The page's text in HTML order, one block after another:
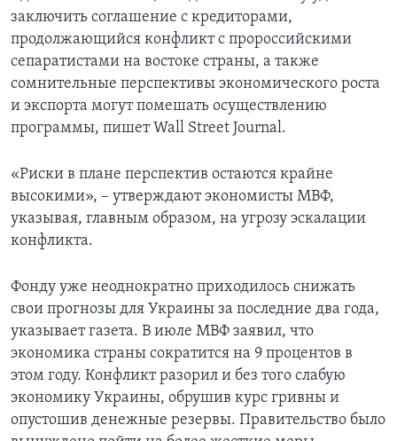
заключить соглашение с кредиторами,
продолжающийся конфликт с пророссийскими
сепаратистами на востоке страны, а также
сомнительные перспективы экономического роста
и экспорта могут помешать осуществлению
программы, пишет Wall Street Journal.
«Риски в плане перспектив остаются крайне
высокими», – утверждают экономисты МВФ,
указывая, главным образом, на угрозу эскалации
конфликта.
Фонду уже неоднократно приходилось снижать
свои прогнозы для Украины за последние два года,
указывает газета. В июле МВФ заявил, что
экономика страны сократится на 9 процентов в
этом году. Конфликт разорил и без того слабую
экономику Украины, обрушив курс гривны и
опустошив денежные резервы. Правительство было